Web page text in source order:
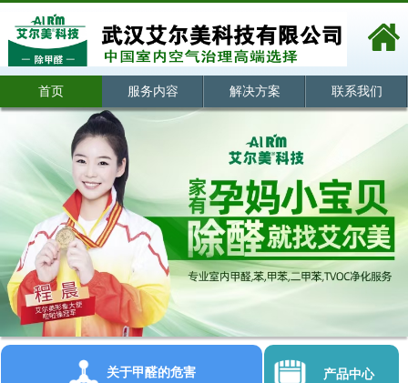
首页 服务内容 解决方案 联系我们
关于甲醛的危害 产品中心